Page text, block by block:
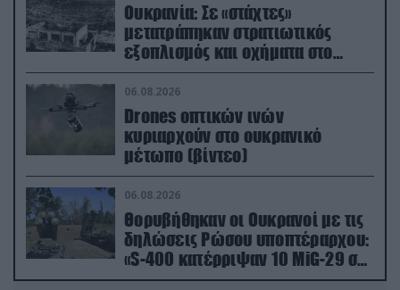
Ουκρανία: Σε «στάχτες»
μετατράπηκαν στρατιωτικός
εξοπλισμός και οχήματα στο
Κίεβο μετά από ρωσικά
πλήγματα (βίντεο)
06.08.2026
Drones οπτικών ινών
κυριαρχούν στο ουκρανικό
μέτωπο (βίντεο)
06.08.2026
Θορυβήθηκαν οι Ουκρανοί με τις
δηλώσεις Ρώσου υποπτέραρχου:
«S-400 κατέρριψαν 10 MiG-29 σε
μόλις μια μέρα!»